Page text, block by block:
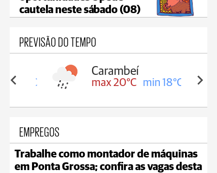
cautela neste sábado (08)
PREVISÃO DO TEMPO
18°C
Carambeí
max 20°C min 18°C
EMPREGOS
Trabalhe como montador de máquinas
em Ponta Grossa; confira as vagas desta